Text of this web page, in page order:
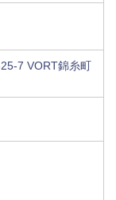
7 VORT錦糸町